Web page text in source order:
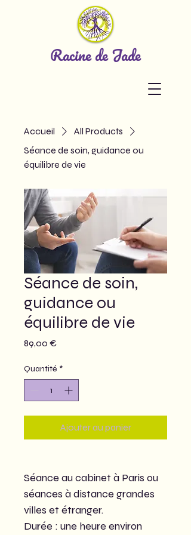
Racine de Jade
Accueil
All Products
Séance de soin, guidance ou
équilibre de vie
Séance de soin,
guidance ou
équilibre de vie
89,00 €Prix
Quantité *
Ajouter au panier
Séance au cabinet à Paris ou
séances à distance grandes
villes et étranger.
Durée : une heure environ